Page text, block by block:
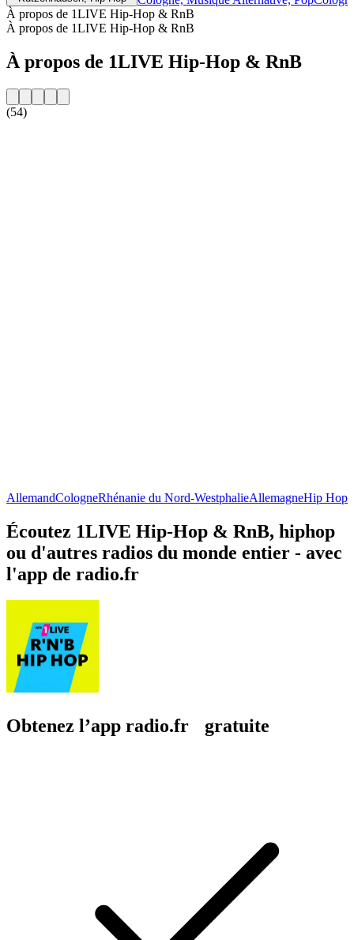
À propos de 1LIVE Hip-Hop & RnB
À propos de 1LIVE Hip-Hop & RnB
À propos de 1LIVE Hip-Hop & RnB
(54)
AllemandCologneRhénanie du Nord-WestphalieAllemagneHip Hop
Écoutez 1LIVE Hip-Hop & RnB, hiphop
ou d'autres radios du monde entier - avec
l'app de radio.fr
Obtenez l’app radio.fr gratuite